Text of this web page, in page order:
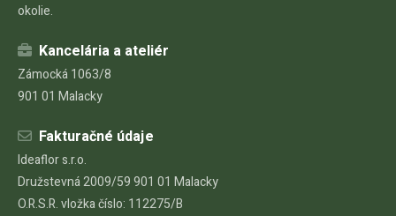
okolie.
Kancelária a ateliér
Zámocká 1063/8
901 01 Malacky
Fakturačné údaje
Ideaflor s.r.o.
Družstevná 2009/59 901 01 Malacky
O.R.S.R. vložka číslo: 112275/B